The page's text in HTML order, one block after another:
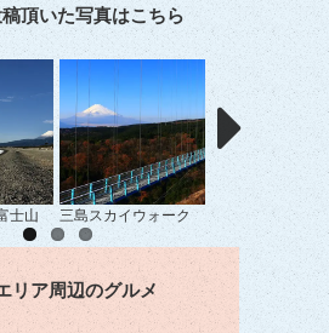
頂いた写真はこちら
士山 三島スカイウォーク 笠雲燃える
リア周辺のグルメ